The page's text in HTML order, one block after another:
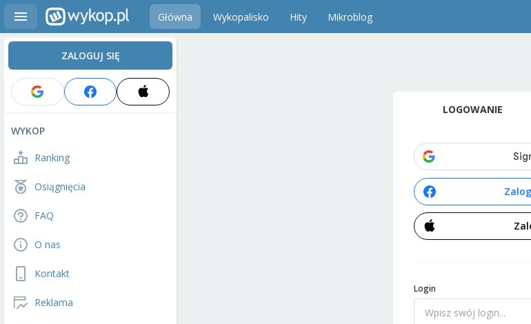
Główna Wykopalisko Hity Mikroblog
ZALOGUJ SIĘ
WYKOP
Ranking
Osiągnięcia
FAQ
O nas
Kontakt
Reklama
LOGOWANIE
Login